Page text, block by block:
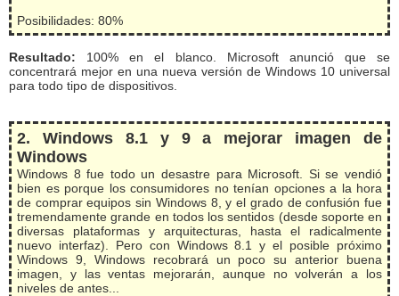
Posibilidades: 80%
Resultado: 100% en el blanco. Microsoft anunció que se
concentrará mejor en una nueva versión de Windows 10 universal
para todo tipo de dispositivos.
2. Windows 8.1 y 9 a mejorar imagen de
Windows
Windows 8 fue todo un desastre para Microsoft. Si se vendió
bien es porque los consumidores no tenían opciones a la hora
de comprar equipos sin Windows 8, y el grado de confusión fue
tremendamente grande en todos los sentidos (desde soporte en
diversas plataformas y arquitecturas, hasta el radicalmente
nuevo interfaz). Pero con Windows 8.1 y el posible próximo
Windows 9, Windows recobrará un poco su anterior buena
imagen, y las ventas mejorarán, aunque no volverán a los
niveles de antes...